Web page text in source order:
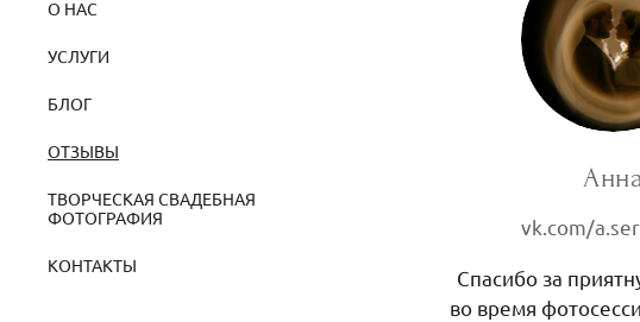
О НАС
УСЛУГИ
БЛОГ
ОТЗЫВЫ
ТВОРЧЕСКАЯ СВАДЕБНАЯ
ФОТОГРАФИЯ
КОНТАКТЫ
vk.com/
Спасибо за
во время